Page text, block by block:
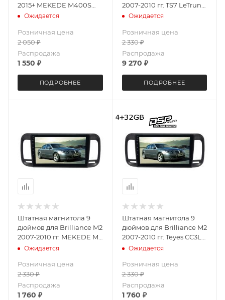
2015+ MEKEDE M400S
4014-4908 Android 13
9863 DSP
Ожидается
Розничная цена
2 050₽
Распродажа
1 550 ₽
ПОДРОБНЕЕ
2007-2010 гг. TS7 LeTrun
4092-6201 Android 12 2+32
Ожидается
Розничная цена
2 330₽
Распродажа
9 270 ₽
ПОДРОБНЕЕ
Штатная магнитола 9
дюймов для Brilliance M2
2007-2010 гг. MEKEDE M7
PLUS 4092-6152 экран 2K
Ожидается
Розничная цена
2 330₽
Распродажа
1 760 ₽
Штатная магнитола 9
дюймов для Brilliance M2
2007-2010 гг. Teyes CC3L
4092-6059 4+32G
Ожидается
Розничная цена
2 330₽
Распродажа
1 760 ₽